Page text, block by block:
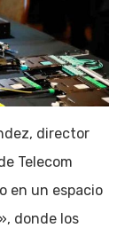
director
Telecom
en un espacio
donde los